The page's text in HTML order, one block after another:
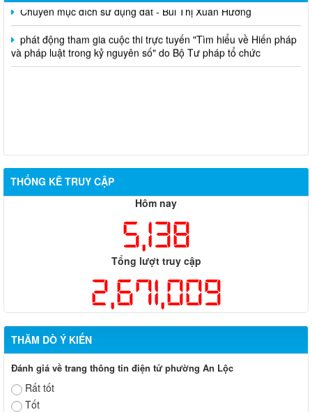
Chuyển mục đích sử dụng đất - Bùi Thị Xuân Hương
phát động tham gia cuộc thi trực tuyến "Tìm hiểu về Hiến pháp
và pháp luật trong kỷ nguyên số" do Bộ Tư pháp tổ chức
THỐNG KÊ TRUY CẬP
Hôm nay
5,138
Tổng lượt truy cập
2,671,009
THĂM DÒ Ý KIẾN
Đánh giá về trang thông tin điện tử phường An Lộc
Rất tốt
Tốt